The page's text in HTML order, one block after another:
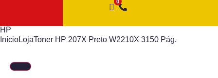
HP
InícioLojaToner HP 207X Preto W2210X 3150 Pág.